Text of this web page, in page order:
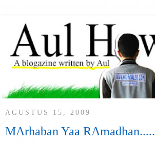
AGUSTUS 15, 2009
MArhaban Yaa RAmadhan.....